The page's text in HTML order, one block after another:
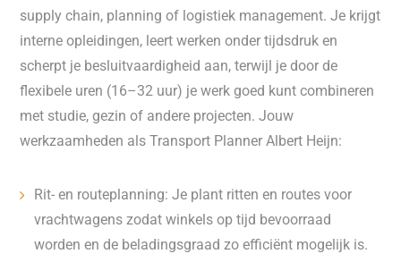
supply chain, planning of logistiek management. Je krijgt
interne opleidingen, leert werken onder tijdsdruk en
scherpt je besluitvaardigheid aan, terwijl je door de
flexibele uren (16–32 uur) je werk goed kunt combineren
met studie, gezin of andere projecten. Jouw
werkzaamheden als Transport Planner Albert Heijn:
Rit- en routeplanning: Je plant ritten en routes voor
vrachtwagens zodat winkels op tijd bevoorraad
worden en de beladingsgraad zo efficiënt mogelijk is.